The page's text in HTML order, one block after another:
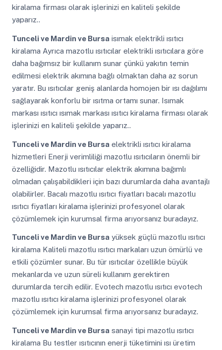
kiralama firması olarak işlerinizi en kaliteli şekilde
yaparız..
Tunceli ve Mardin ve Bursaisımak elektrikli ısıtıcı
kiralama Ayrıca mazotlu ısıtıcılar elektrikli ısıtıcılara göre
daha bağımsız bir kullanım sunar çünkü yakıtın temin
edilmesi elektrik akımına bağlı olmaktan daha az sorun
yaratır. Bu ısıtıcılar geniş alanlarda homojen bir ısı dağılımı
sağlayarak konforlu bir ısıtma ortamı sunar. Isımak
markası ısıtıcı ısımak markası ısıtıcı kiralama firması olarak
işlerinizi en kaliteli şekilde yaparız..
Tunceli ve Mardin ve Bursaelektrikli ısıtıcı kiralama
hizmetleri Enerji verimliliği mazotlu ısıtıcıların önemli bir
özelliğidir. Mazotlu ısıtıcılar elektrik akımına bağımlı
olmadan çalışabildikleri için bazı durumlarda daha avantajlı
olabilirler. Bacalı mazotlu ısıtıcı fiyatları bacalı mazotlu
ısıtıcı fiyatları kiralama işlerinizi profesyonel olarak
çözümlemek için kurumsal firma arıyorsanız buradayız.
Tunceli ve Mardin ve Bursayüksek güçlü mazotlu ısıtıcı
kiralama Kaliteli mazotlu ısıtıcı markaları uzun ömürlü ve
etkili çözümler sunar. Bu tür ısıtıcılar özellikle büyük
mekanlarda ve uzun süreli kullanım gerektiren
durumlarda tercih edilir. Evotech mazotlu ısıtıcı evotech
mazotlu ısıtıcı kiralama işlerinizi profesyonel olarak
çözümlemek için kurumsal firma arıyorsanız buradayız.
Tunceli ve Mardin ve Bursasanayi tipi mazotlu ısıtıcı
kiralama Bu testler ısıtıcının enerji tüketimini ısı üretim